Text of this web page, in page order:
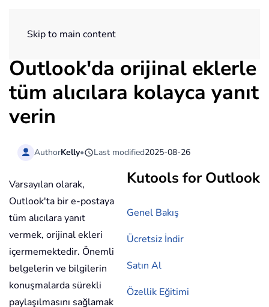
Skip to main content
Outlook'da orijinal eklerle
tüm alıcılara kolayca yanıt
verin
AuthorKelly• Last modified2025-08-26
Kutools for Outlook
Genel Bakış
Ücretsiz İndir
Satın Al
Özellik Eğitimi
Varsayılan olarak,
Outlook'ta bir e-postaya
tüm alıcılara yanıt
vermek, orijinal ekleri
içermemektedir. Önemli
belgelerin ve bilgilerin
konuşmalarda sürekli
paylaşılmasını sağlamak